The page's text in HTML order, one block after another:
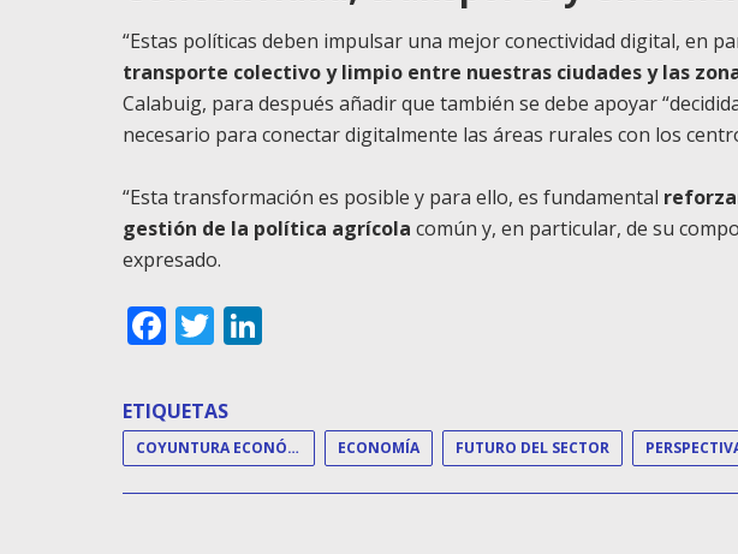
“Estas políticas deben impulsar una mejor conectividad digital, en
transporte colectivo y limpio entre nuestras ciudades y las
Calabuig, para después añadir que también se debe apoyar
necesario para conectar digitalmente las áreas rurales con los
“Esta transformación es posible y para ello, es fundamental
gestión de la política agrícola común y, en particular, de su
expresado.
Facebook
Twitter
ETIQUETAS
COYUNTURA ECONÓMICA ECONOMÍA FUTURO DEL SECTOR